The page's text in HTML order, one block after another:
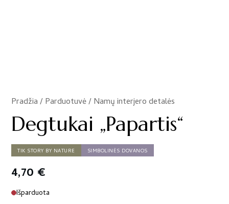
Pradžia/Parduotuvė/Namų interjero detalės
/
Degtukai „Papartis“
TIK STORY BY NATURE SIMBOLINĖS DOVANOS
4,70 €
Išparduota